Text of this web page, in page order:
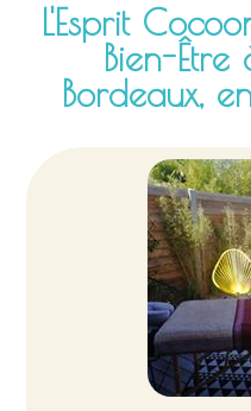
L'Esprit
Bien-
Bordeaux,